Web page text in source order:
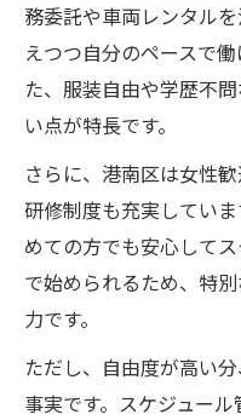
務委託や車両レンタル
えつつ自分のペースで
た、服装自由や学歴不
い点が特長です。
さらに、港南区は女性
研修制度も充実してい
めての方でも安心して
で始められるため、特
力です。
ただし、自由度が高い
事実です。スケジュー